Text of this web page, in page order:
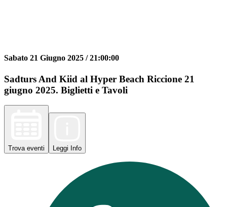
Sabato 21 Giugno 2025 /21:00:00
Sadturs And Kiid al Hyper Beach Riccione 21
giugno 2025. Biglietti e Tavoli
Trova eventi Leggi Info